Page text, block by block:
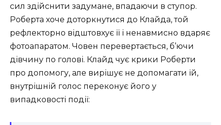
сил здійснити задумане, впадаючи в ступор.
Роберта хоче доторкнутися до Клайда, той
рефлекторно відштовхує її і ненавмисно вдаряє
фотоапаратом. Човен перевертається, б’ючи
дівчину по голові. Клайд чує крики Роберти
про допомогу, але вирішує не допомагати їй,
внутрішній голос переконує його у
випадковості події: